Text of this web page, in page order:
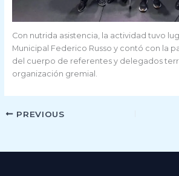
Con nutrida asistencia, la actividad tuvo
Municipal Federico Russo y contó con la
del cuerpo de referentes y delegados
organización gremial.
PREVIOUS